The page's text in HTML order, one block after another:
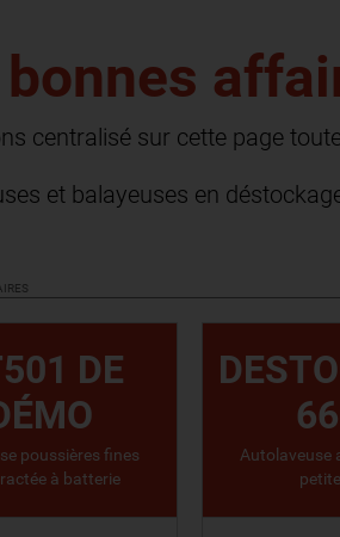
centralisé sur cette page
et balayeuses en
DE
poussières fines
à batterie
Autolaveuse